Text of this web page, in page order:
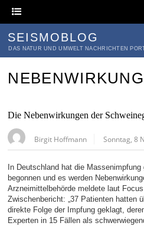
SEISMOBLOG
DAS NATUR UND UMWELT NACHRICHTEN
Die Nebenwirkungen der
Birgit Hoffmann Sonntag, 8
In Deutschland hat die
begonnen und es werden
Arzneimittelbehörde meldete laut
Zwischenbericht: „37 Patienten hatten
direkte Folge der Impfung geklagt,
Experten in 15 Fällen als